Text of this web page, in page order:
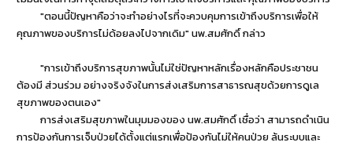
"ตอนนี้ปัญหาคือว่าจะทำอย่างไรที่จะควบคุมการเข้าถึงบริการเพื่อให้
คุณภาพของบริการไม่ด้อยลงไปจากเดิม" นพ.สมศักดิ์ กล่าว
"การเข้าถึงบริการสุขภาพนั้นไม่ใช่ปัญหาหลักเรื่องหลักคือประชาชน
ต้องมี ส่วนร่วม อย่างจริงจังในการส่งเสริมการสาธารณสุขด้วยการดูเล
สุขภาพของตนเอง"
การส่งเสริมสุขภาพในมุมมองของ นพ.สมศักดิ์ เชื่อว่า สามารถดำเนิน
การป้องกันการเจ็บป่วยได้ตั้งแต่แรกเพื่อป้องกันไม่ให้คนป่วย ล้นระบบและ